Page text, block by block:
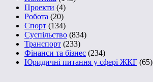
Проекти (4)
Робота (20)
Спорт (134)
Суспільство (834)
Транспорт (233)
Фінанси та бізнес (234)
Юридичні питання у сфері ЖКГ (65)